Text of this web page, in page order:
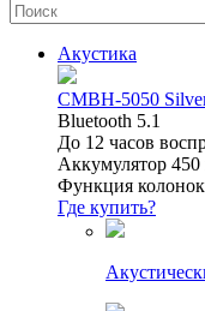
Акустика
CMBH-5050
Bluetooth 5.1
До 12 часов
Аккумулятор 450
Функция колонок
Где купить?